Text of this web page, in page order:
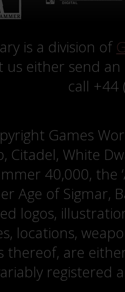
is a division of
us either send
call +44
Games
Citadel, White
40,000, the
Age of Sigmar,
logos,
locations,
thereof, are
registered